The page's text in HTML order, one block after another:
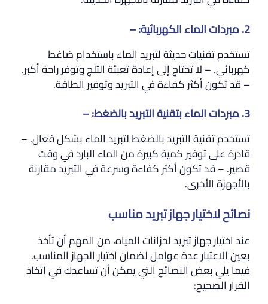
2. مبردات الماء الكهربائية: –
تستخدم تقنيات حديثة لتبريد الماء باستخدام ضاغط
كهربائي. – لا تحتاج إلى إعادة تعبئة الثلج وتوفر راحة أكبر.
– قد تكون أكثر كفاءة في التبريد وتوفير الطاقة.
3. مبردات الماء بتقنية التبريد بالضغط: –
تستخدم تقنية التبريد بالضغط لتبريد الماء بشكل فعال. –
قادرة على توفير كمية كبيرة من الماء البارد في وقت
قصير. – قد تكون أكثر كفاءة وسرعة في التبريد مقارنة
بالأجهزة الأخرى.
نصائح لاختيار جهاز تبريد مناسب
عند اختيار جهاز تبريد لخزانات المياه، من المهم أن تأخذ
بعين الاعتبار عدة عوامل لضمان اختيار الجهاز المناسب.
فيما يلي بعض النصائح التي يمكن أن تساعدك في اتخاذ
القرار الصحيح: